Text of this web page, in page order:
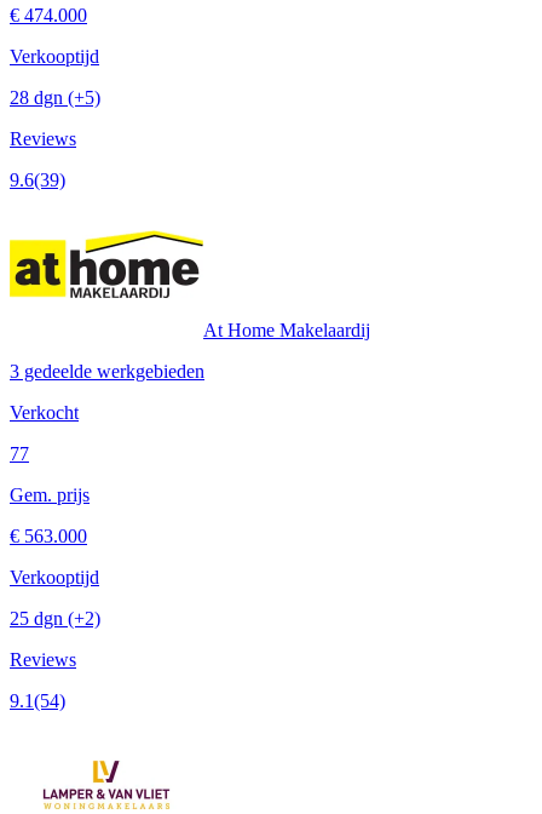
€ 474.000
Verkooptijd
28 dgn (+5)
Reviews
9.6(39)
At Home Makelaardij
3 gedeelde werkgebieden
Verkocht
77
Gem. prijs
€ 563.000
Verkooptijd
25 dgn (+2)
Reviews
9.1(54)